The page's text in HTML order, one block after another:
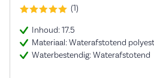
(1)
Inhoud: 17.5
Materiaal: Waterafstotend
Waterbestendig: Waterafstotend